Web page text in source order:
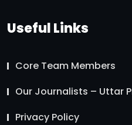
Useful Links
Core Team Members
Our Journalists – Uttar
Privacy Policy